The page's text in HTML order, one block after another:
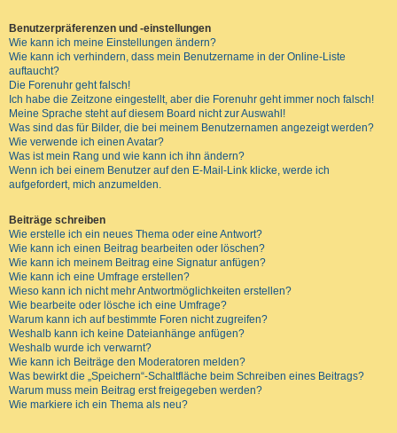
Benutzerpräferenzen und -einstellungen
Wie kann ich meine Einstellungen ändern?
Wie kann ich verhindern, dass mein Benutzername in der Online-Liste
auftaucht?
Die Forenuhr geht falsch!
Ich habe die Zeitzone eingestellt, aber die Forenuhr geht immer noch falsch!
Meine Sprache steht auf diesem Board nicht zur Auswahl!
Was sind das für Bilder, die bei meinem Benutzernamen angezeigt werden?
Wie verwende ich einen Avatar?
Was ist mein Rang und wie kann ich ihn ändern?
Wenn ich bei einem Benutzer auf den E-Mail-Link klicke, werde ich
aufgefordert, mich anzumelden.
Beiträge schreiben
Wie erstelle ich ein neues Thema oder eine Antwort?
Wie kann ich einen Beitrag bearbeiten oder löschen?
Wie kann ich meinem Beitrag eine Signatur anfügen?
Wie kann ich eine Umfrage erstellen?
Wieso kann ich nicht mehr Antwortmöglichkeiten erstellen?
Wie bearbeite oder lösche ich eine Umfrage?
Warum kann ich auf bestimmte Foren nicht zugreifen?
Weshalb kann ich keine Dateianhänge anfügen?
Weshalb wurde ich verwarnt?
Wie kann ich Beiträge den Moderatoren melden?
Was bewirkt die „Speichern“-Schaltfläche beim Schreiben eines Beitrags?
Warum muss mein Beitrag erst freigegeben werden?
Wie markiere ich ein Thema als neu?